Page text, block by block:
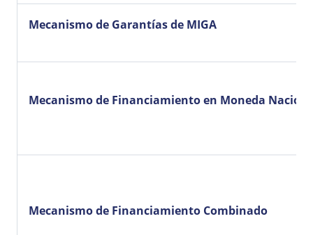
Mecanismo de Garantías de MIGA
Mecanismo de Financiamiento en Moneda
Mecanismo de Financiamiento Combinado